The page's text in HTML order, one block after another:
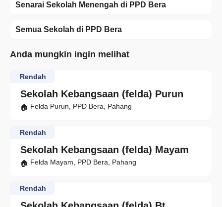
Senarai Sekolah Menengah di PPD Bera
Semua Sekolah di PPD Bera
Anda mungkin ingin melihat
Sekolah Kebangsaan (felda) Purun
Rendah
Felda Purun, PPD Bera, Pahang
Sekolah Kebangsaan (felda) Mayam
Rendah
Felda Mayam, PPD Bera, Pahang
Rendah